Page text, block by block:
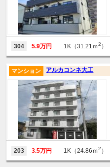
304 5.9万円 1K（31.21ｍ2 ）
アルカコンネ大工
マンション
203 3.5万円 1K（24.86ｍ2 ）